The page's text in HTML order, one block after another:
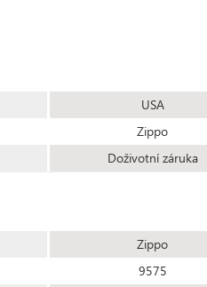
USA
Zippo
Doživotní záruka
Zippo
9575